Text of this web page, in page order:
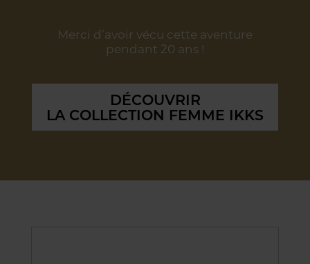
Merci d’avoir vécu cette aventure
pendant 20 ans !
DÉCOUVRIR
LA COLLECTION FEMME IKKS